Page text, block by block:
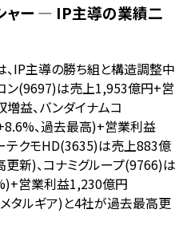
ャー — IP主導の業績二
IP主導の勝ち組と構造調整中
ン(9697)は売上1,953億円+営
益、バンダイナムコ
、過去最高)+営業利益
テクモHD(3635)は売上883億
新)、コナミグループ(9766)は
営業利益1,230億円
タルギア)と4社が過去最高更